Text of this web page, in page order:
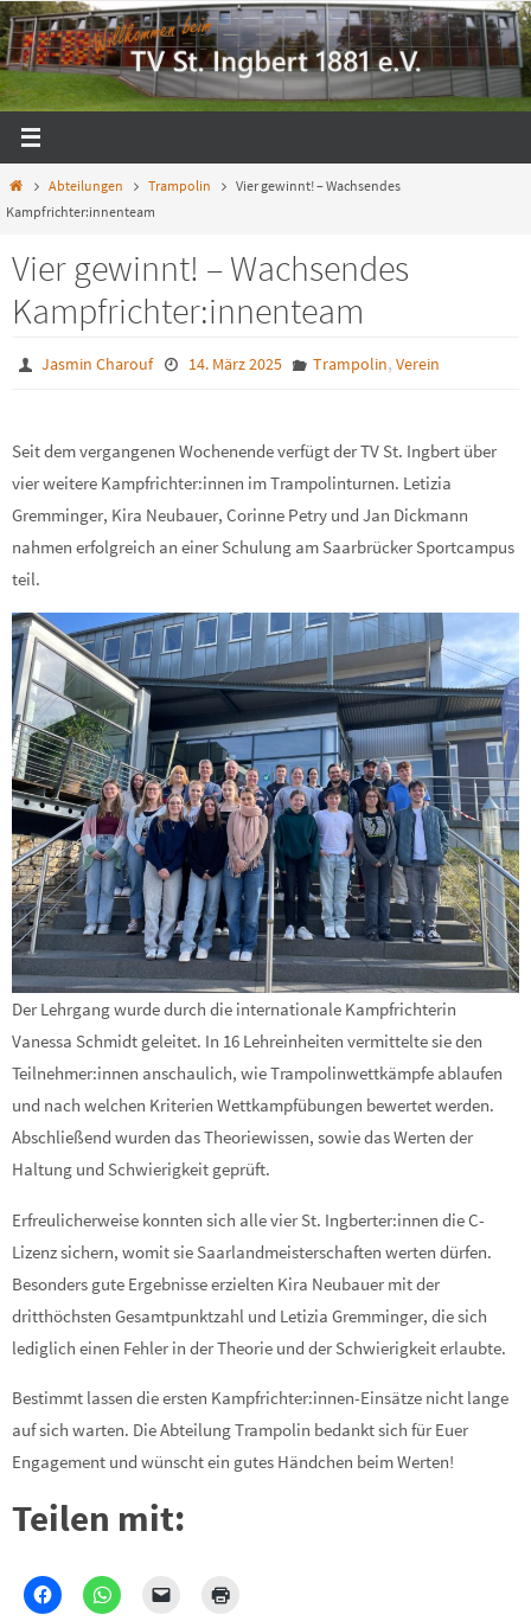
Zum
Inhalt
springen
StartAbteilungen Trampolin
Vier gewinnt! – Wachsendes
Kampfrichter:innenteam
Vier gewinnt! – Wachsendes
Kampfrichter:innenteam
Jasmin Charouf 14. März 2025 Trampolin, Verein
Seit dem vergangenen Wochenende verfügt der TV St. Ingbert über
vier weitere Kampfrichter:innen im Trampolinturnen. Letizia
Gremminger, Kira Neubauer, Corinne Petry und Jan Dickmann
nahmen erfolgreich an einer Schulung am Saarbrücker Sportcampus
teil.
Der Lehrgang wurde durch die internationale Kampfrichterin
Vanessa Schmidt geleitet. In 16 Lehreinheiten vermittelte sie den
Teilnehmer:innen anschaulich, wie Trampolinwettkämpfe ablaufen
und nach welchen Kriterien Wettkampfübungen bewertet werden.
Abschließend wurden das Theoriewissen, sowie das Werten der
Haltung und Schwierigkeit geprüft.
Erfreulicherweise konnten sich alle vier St. Ingberter:innen die C-
Lizenz sichern, womit sie Saarlandmeisterschaften werten dürfen.
Besonders gute Ergebnisse erzielten Kira Neubauer mit der
dritthöchsten Gesamtpunktzahl und Letizia Gremminger, die sich
lediglich einen Fehler in der Theorie und der Schwierigkeit erlaubte.
Bestimmt lassen die ersten Kampfrichter:innen-Einsätze nicht lange
auf sich warten. Die Abteilung Trampolin bedankt sich für Euer
Engagement und wünscht ein gutes Händchen beim Werten!
Teilen mit: